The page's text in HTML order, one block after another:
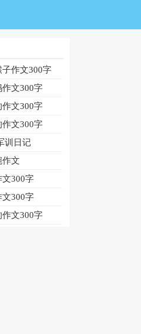
子作文300字
作文300字
作文300字
作文300字
训日记
作文
文300字
文300字
作文300字